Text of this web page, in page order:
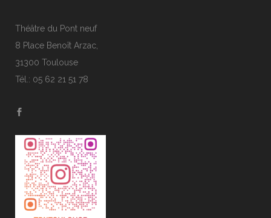
Théâtre du Pont neuf
8 Place Benoît Arzac,
31300 Toulouse
Tél.: 05 62 21 51 78